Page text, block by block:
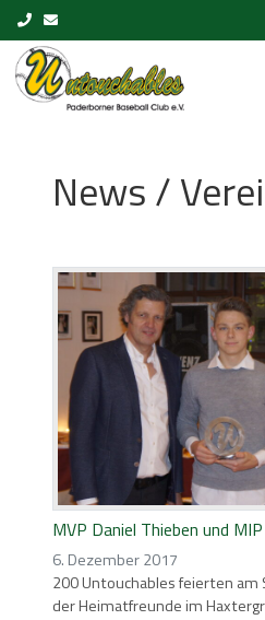
Skip to content
News /
MVP Daniel Thieben und
6. Dezember 2017
200 Untouchables feierten am
der Heimatfreunde im